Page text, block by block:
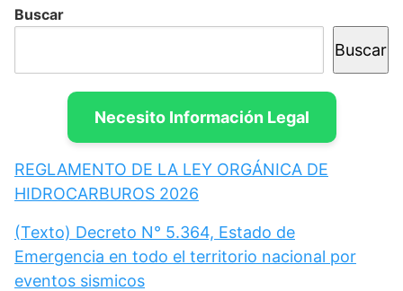
Buscar
Buscar
Necesito Información Legal
REGLAMENTO DE LA LEY ORGÁNICA DE
HIDROCARBUROS 2026
(Texto) Decreto N° 5.364, Estado de
Emergencia en todo el territorio nacional por
eventos sismicos